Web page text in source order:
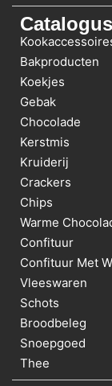
Catalogus
Bakproducten
Koekjes
Gebak
Chocolade
Kerstmis
Kruiderij
Crackers
Chips
Warme
Confituur
Confituur Met
Vleeswaren
Schots
Broodbeleg
Snoepgoed
Thee